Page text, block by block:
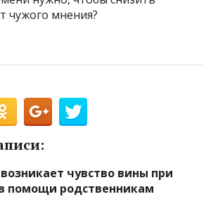
чужого мнения?
чувство вины при
помощи родственникам